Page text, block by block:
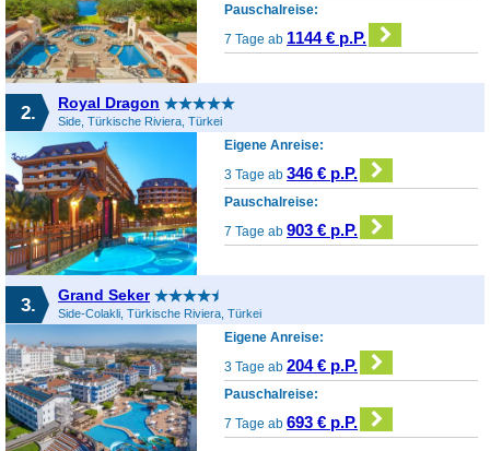
Pauschalreise:
7 Tage ab 1144 € p.P.
2. Royal Dragon
Side, Türkische Riviera, Türkei
Eigene Anreise:
3 Tage ab346 € p.P.
Pauschalreise:
7 Tage ab903 € p.P.
3. Grand Seker
Side-Colakli, Türkische Riviera, Türkei
Eigene Anreise:
3 Tage ab204 € p.P.
Pauschalreise:
7 Tage ab693 € p.P.